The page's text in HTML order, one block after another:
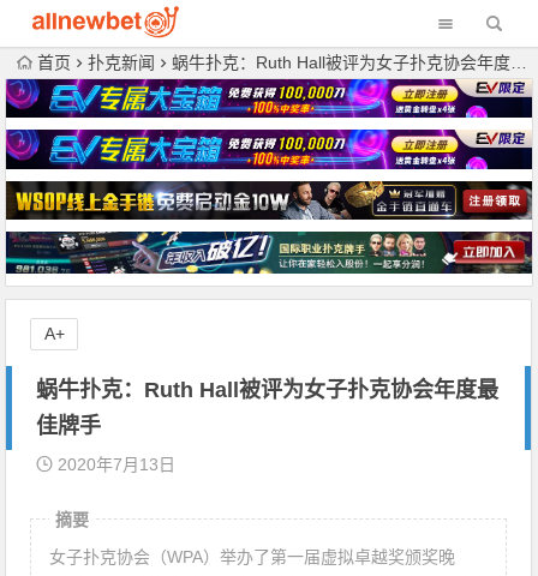
首页 扑克新闻 蜗牛扑克：Ruth Hall被评为女子扑克协会年度最佳牌手
蜗牛扑克：Ruth Hall被评为女子扑克协会年度最
佳牌手
2020年7月13日
摘要
女子扑克协会（WPA）举办了第一届虚拟卓越奖颁奖晚
A+